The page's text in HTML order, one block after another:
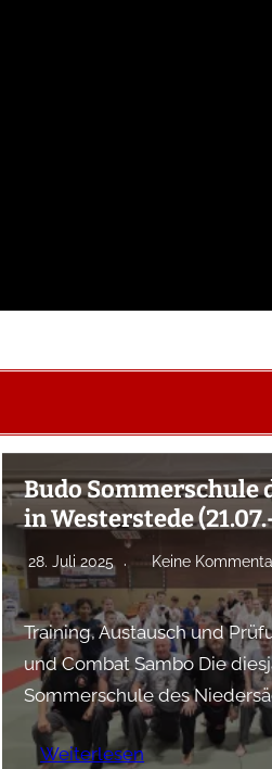
Budo Sommerschule
in Westerstede
28. Juli 2025 Keine
Training, Austausch und
und Combat Sambo Die
Sommerschule des
Weiterlesen